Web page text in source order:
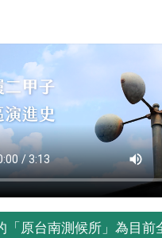
「原台南測候所」為目前